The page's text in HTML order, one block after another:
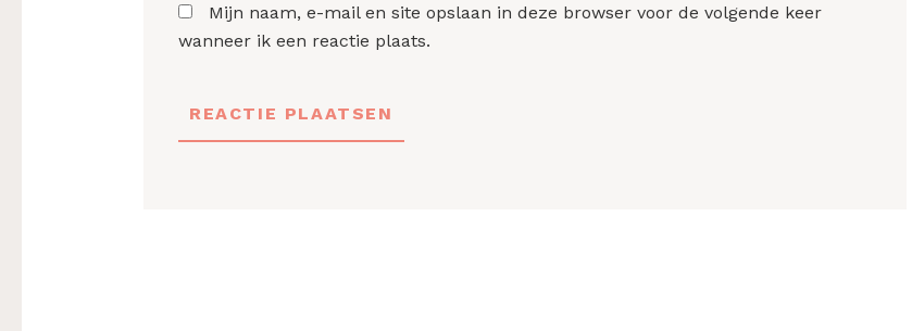
Mijn naam, e-mail en site opslaan in deze browser voor de volgende keer
wanneer ik een reactie plaats.